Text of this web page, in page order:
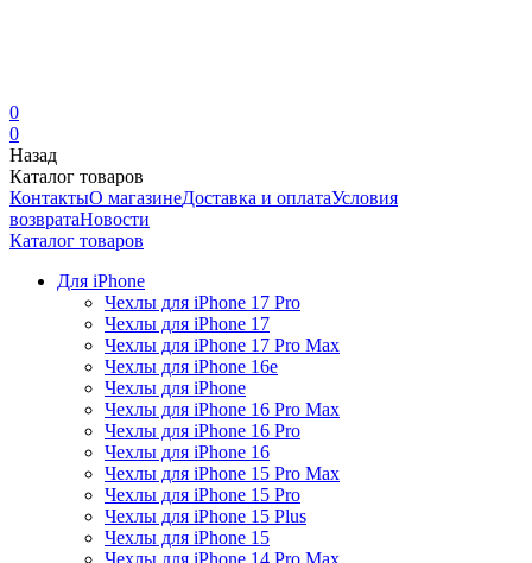
0
0
Назад
Каталог товаров
КонтактыО магазинеДоставка и оплатаУсловия
возвратаНовости
Каталог товаров
Для iPhone
Чехлы для iPhone 17 Pro
Чехлы для iPhone 17
Чехлы для iPhone 17 Pro Max
Чехлы для iPhone 16e
Чехлы для iPhone
Чехлы для iPhone 16 Pro Max
Чехлы для iPhone 16 Pro
Чехлы для iPhone 16
Чехлы для iPhone 15 Pro Max
Чехлы для iPhone 15 Pro
Чехлы для iPhone 15 Plus
Чехлы для iPhone 15
Чехлы для iPhone 14 Pro Max